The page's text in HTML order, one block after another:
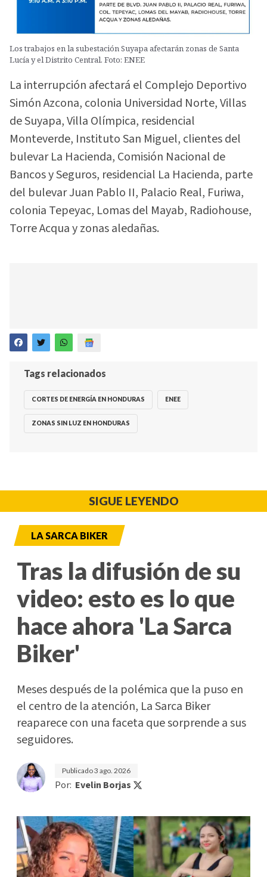
Los trabajos en la subestación Suyapa afectarán zonas de Santa
Lucía y el Distrito Central. Foto: ENEE
La interrupción afectará el Complejo Deportivo
Simón Azcona, colonia Universidad Norte, Villas
de Suyapa, Villa Olímpica, residencial
Monteverde, Instituto San Miguel, clientes del
bulevar La Hacienda, Comisión Nacional de
Bancos y Seguros, residencial La Hacienda, parte
del bulevar Juan Pablo II, Palacio Real, Furiwa,
colonia Tepeyac, Lomas del Mayab, Radiohouse,
Torre Acqua y zonas aledañas.
Tags relacionados
CORTES DE ENERGÍA EN HONDURAS ENEE
ZONAS SIN LUZ EN HONDURAS
SIGUE LEYENDO
LA SARCA BIKER
Tras la difusión de su
video: esto es lo que
hace ahora 'La Sarca
Biker'
Meses después de la polémica que la puso en
el centro de la atención, La Sarca Biker
reaparece con una faceta que sorprende a sus
seguidores.
Publicado3 ago. 2026
Por: Evelin Borjas